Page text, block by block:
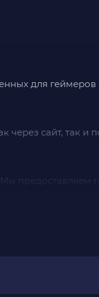
для геймеров
через сайт, так и
предоставляем